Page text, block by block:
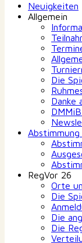
Neuigkeiten
Allgemein
Die
Danke
Abstimmung
RegVor 26
Orte
Die
Die
Die